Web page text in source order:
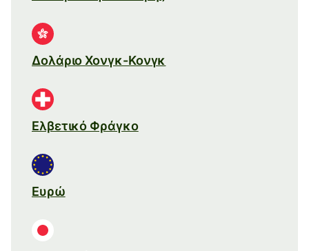
Δολάριο Χονγκ-Κονγκ
Ελβετικό Φράγκο
Ευρώ